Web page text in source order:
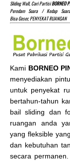
Sliding Wall, Cari PartisiBORNEO
Peredam Suara / Kedap
Bisa Geser, PENYEKAT RUANGAN
Kami BORNEO
menyediakan
untuk penyekat
bertahun-tahun
bail sliding dan
ruangan anda
yang fleksible
dan kebutuhan
secara